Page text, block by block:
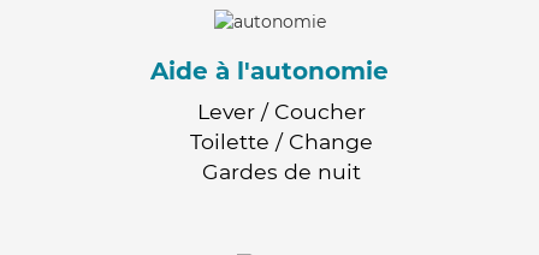
Aide à l'autonomie
Lever / Coucher
Toilette / Change
Gardes de nuit